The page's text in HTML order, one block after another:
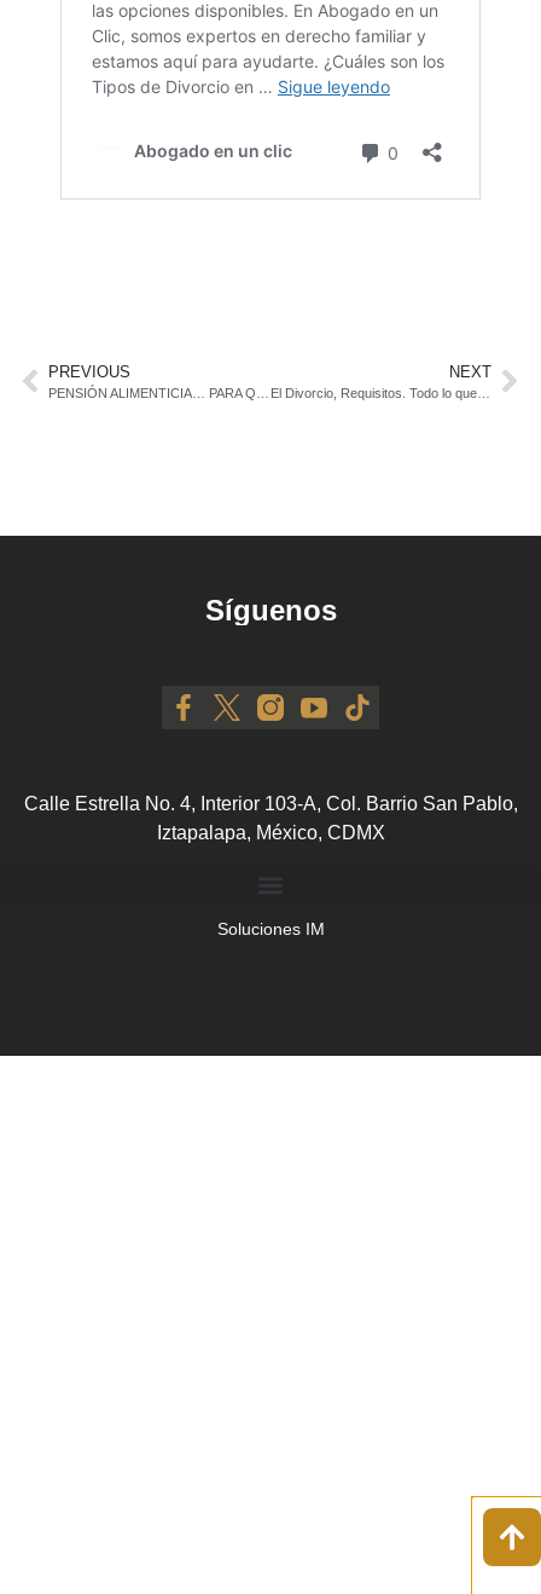
PREVIOUS NEXT
El Divorcio, Requisitos. Todo lo que debes saber del Divorcio
Síguenos
Calle Estrella No. 4, Interior 103-A, Col. Barrio San Pablo,
Iztapalapa, México, CDMX
Soluciones IM